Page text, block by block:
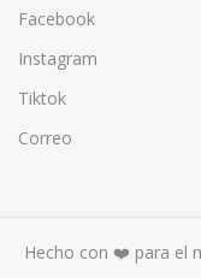
Facebook
Instagram
Tiktok
Correo
Hecho con ❤️ para el